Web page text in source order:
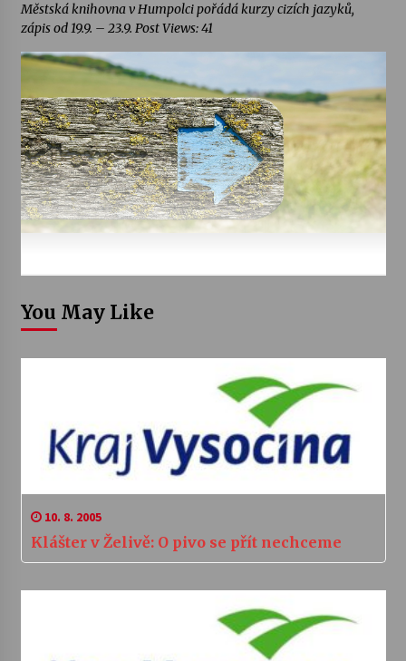
Městská knihovna v Humpolci pořádá kurzy cizích jazyků,
zápis od 19.9. – 23.9. Post Views: 41
You May Like
10. 8. 2005
Klášter v Želivě: O pivo se přít nechceme